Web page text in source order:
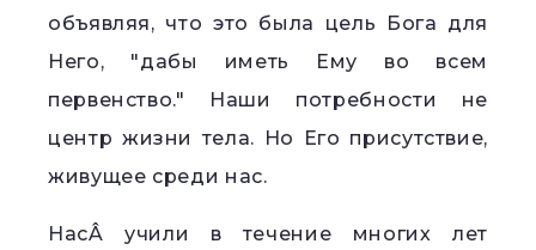
объявляя, что это была цель Бога для
Него, "дабы иметь Ему во всем
первенство." Наши потребности не
центр жизни тела. Но Его присутствие,
живущее среди нас.
НасÂ учили в течение многих лет